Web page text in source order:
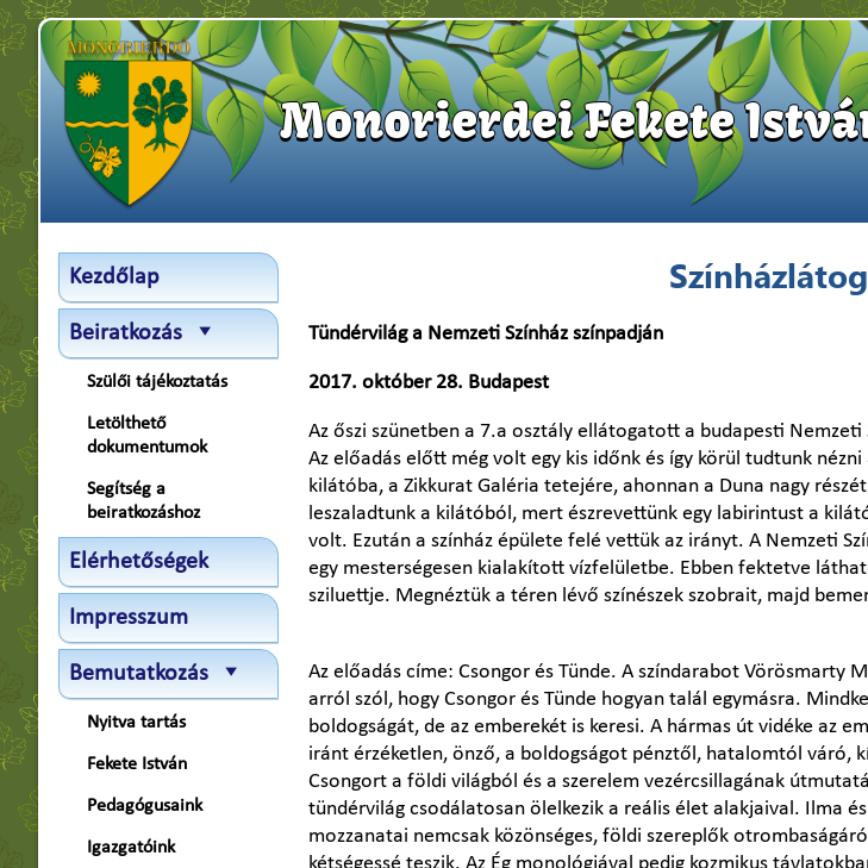
Monorierdei Fekete
Kezdőlap
Beiratkozás
Szülői tájékoztatás
Letölthető
dokumentumok
Segítség a
beiratkozáshoz
Elérhetőségek
Impresszum
Bemutatkozás
Nyitva tartás
Fekete István
Pedagógusaink
Igazgatóink
Tündérvilág a Nemzeti Színház színpadján
2017. október 28. Budapest
Az őszi szünetben a 7.a osztály ellátogatott a budapesti
Az előadás előtt még volt egy kis időnk és így körül tudtunk
kilátóba, a Zikkurat Galéria tetejére, ahonnan a Duna nagy
leszaladtunk a kilátóból, mert észrevettünk egy labirintust a
volt. Ezután a színház épülete felé vettük az irányt. A Nemzeti
egy mesterségesen kialakított vízfelületbe. Ebben fektetve
sziluettje. Megnéztük a téren lévő színészek szobrait, majd
Az előadás címe: Csongor és Tünde. A színdarabot Vörösmarty
arról szól, hogy Csongor és Tünde hogyan talál egymásra.
boldogságát, de az emberekét is keresi. A hármas út vidéke az
iránt érzéketlen, önző, a boldogságot pénztől, hatalomtól váró,
Csongort a földi világból és a szerelem vezércsillagának
tündérvilág csodálatosan ölelkezik a reális élet alakjaival. Ilma
mozzanatai nemcsak közönséges, földi szereplők